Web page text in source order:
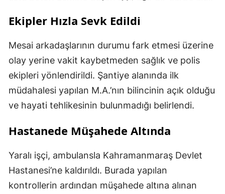
Ekipler Hızla Sevk Edildi
Mesai arkadaşlarının durumu fark etmesi üzerine
olay yerine vakit kaybetmeden sağlık ve polis
ekipleri yönlendirildi. Şantiye alanında ilk
müdahalesi yapılan M.A.’nın bilincinin açık olduğu
ve hayati tehlikesinin bulunmadığı belirlendi.
Hastanede Müşahede Altında
Yaralı işçi, ambulansla Kahramanmaraş Devlet
Hastanesi’ne kaldırıldı. Burada yapılan
kontrollerin ardından müşahede altına alınan